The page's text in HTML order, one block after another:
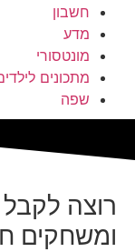
חשבון
מדע
מונטסורי
מתכונים
שפה
רוצה לקבל
ומשחקים